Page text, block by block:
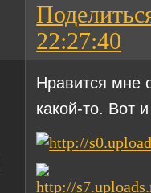
22:27:40
Нравится мне
какой-то. Вот